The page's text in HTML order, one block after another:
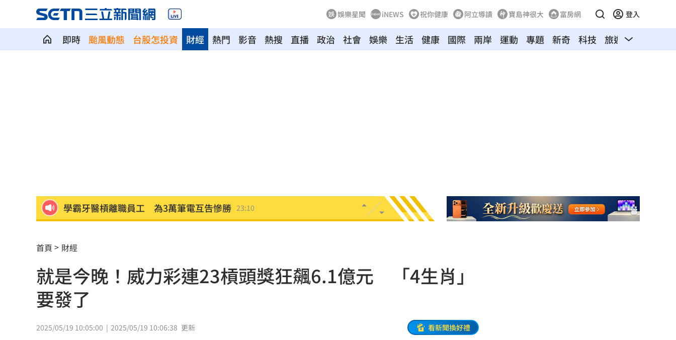
娛樂星聞 iNEWS 祝你健康 阿立導讀 寶島神很大 富房網 登入
即時 颱風動態 台股怎投資 熱門 影音 熱搜 直播 政治 社會 娛樂 生活 健康 國際 兩岸 運動
財經 專題 新奇 科技 旅遊 汽車
學霸牙醫槓離職員工 為3萬筆電互告慘勝 23:10
慈濟採購BNT遭詐10億 他：不聽衛福部勸
蔡英文做2件事 黃暐瀚：台東變五五波 23:03
蔣萬安危險了！《壹蘋》台北市...
「地獄酷暑」襲南韓 礦泉水曝曬恐致癌
首頁 財經
就是今晚！威力彩連23槓頭獎狂飆6.1億元 「4生肖」
要發了
2025/05/19 10:05:00 2025/05/19 10:06:38 更新 看新聞換好禮